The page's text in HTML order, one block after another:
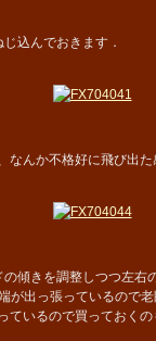
込んでおきます．
んか不格好に飛び出た
傾きを調整しつつ左右
が出っ張っているので
いるので買っておくの